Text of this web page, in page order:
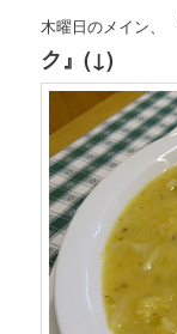
木曜日のメイン、
ク』(↓)